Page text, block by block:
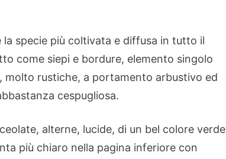
la specie più coltivata e diffusa in tutto il
come siepi e bordure, elemento singolo
molto rustiche, a portamento arbustivo ed
cespugliosa.
alterne, lucide, di un bel colore verde
più chiaro nella pagina inferiore con